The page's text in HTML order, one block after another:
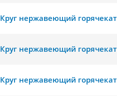
Круг нержавеющий
Круг нержавеющий
Круг нержавеющий